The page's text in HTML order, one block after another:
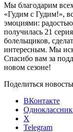
Мы благодарим
«Гудим с Гудим!»,
эмоциями:
получилась 21
болельщиков,
интересным. Мы
Спасибо вам за
новом сезоне!
Поделиться
ВКонтакте
X
Telegram